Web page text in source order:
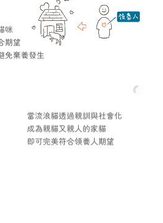
咪
期望
免棄養發生
當流浪貓透過親訓與社會化
成為親貓又親人的家貓
即可完美符合領養人期望